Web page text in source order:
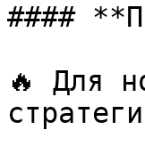
####
🔥 Для